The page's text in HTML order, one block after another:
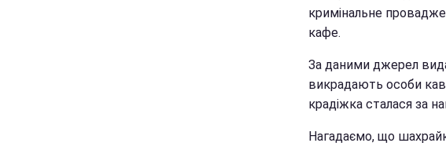
кримінальне
кафе.
За даними джерел
викрадають особи
крадіжка сталася за
Нагадаємо, що